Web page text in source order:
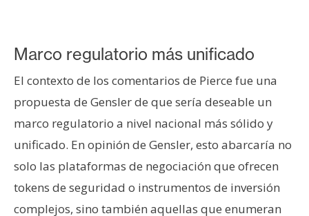
A
n
á
l
i
Marco regulatorio más unificado
El contexto de los comentarios de Pierce fue una
propuesta de Gensler de que sería deseable un
marco regulatorio a nivel nacional más sólido y
unificado. En opinión de Gensler, esto abarcaría no
solo las plataformas de negociación que ofrecen
tokens de seguridad o instrumentos de inversión
complejos, sino también aquellas que enumeran